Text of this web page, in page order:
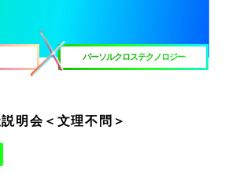
パーソルクロステクノロジー
明会＜文理不問＞